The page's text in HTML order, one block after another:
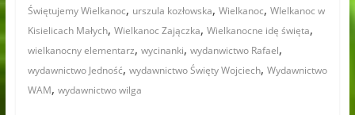
Świętujemy Wielkanoc, urszula kozłowska, Wielkanoc, WIelkanoc w
Kisielicach Małych, Wielkanoc Zajączka, Wielkanocne idę święta,
wielkanocny elementarz, wycinanki, wydanwictwo Rafael,
wydawnictwo Jedność, wydawnictwo Święty Wojciech, Wydawnictwo
WAM, wydawnictwo wilga